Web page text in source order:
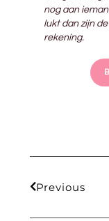
nog aan
lukt dan zijn
rekening.
Previous